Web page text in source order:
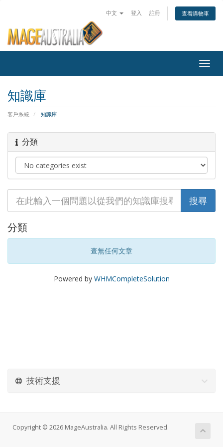
中文 登入 註冊 查看購物車
知識庫
客戶系統 知識庫
分類
分類
查無任何文章
Powered by WHMCompleteSolution
技術支援
Copyright © 2026 MageAustralia. All Rights Reserved.